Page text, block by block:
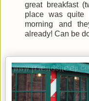
great breakfast
place was
morning and
already! Can be